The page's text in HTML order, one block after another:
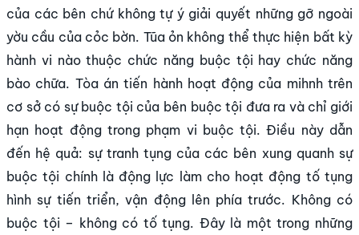
của các bên chứ không tự ý giải quyết những gỡ ngoài
yờu cầu của cỏc bờn. Tũa ỏn không thể thực hiện bất kỳ
hành vi nào thuộc chức năng buộc tội hay chức năng
bào chữa. Tòa án tiến hành hoạt động của mihnh trên
cơ sở có sự buộc tội của bên buộc tội đưa ra và chỉ giới
hạn hoạt động trong phạm vi buộc tội. Điều này dẫn
đến hệ quả: sự tranh tụng của các bên xung quanh sự
buộc tội chính là động lực làm cho hoạt động tố tụng
hình sự tiến triển, vận động lên phía trước. Không có
buộc tội – không có tố tụng. Đây là một trong những